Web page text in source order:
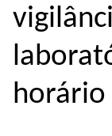
horário